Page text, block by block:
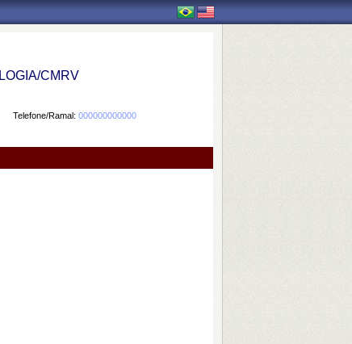
CMRV
Telefone/Ramal: 000000000000